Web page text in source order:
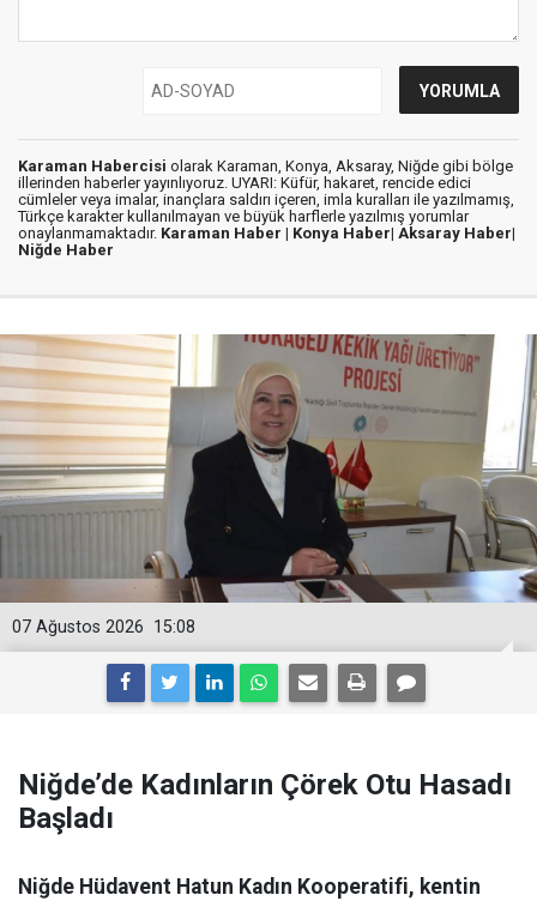
Karaman Habercisi olarak Karaman, Konya, Aksaray, Niğde gibi bölge
illerinden haberler yayınlıyoruz. UYARI: Küfür, hakaret, rencide edici
cümleler veya imalar, inançlara saldırı içeren, imla kuralları ile yazılmamış,
Türkçe karakter kullanılmayan ve büyük harflerle yazılmış yorumlar
onaylanmamaktadır. Karaman Haber | Konya Haber| Aksaray Haber|
Niğde Haber
15:08
07 Ağustos 2026
Niğde’de Kadınların Çörek Otu Hasadı
Başladı
Niğde Hüdavent Hatun Kadın Kooperatifi, kentin